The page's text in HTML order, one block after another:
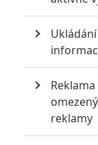
8
POSLEDNÍreklamy